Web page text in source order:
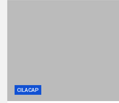
CILACAP